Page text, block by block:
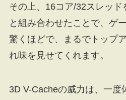
その上、16コア/32スレッ
と組み合わせたことで、ゲ
驚くほどで、まるでトップ
れ味を見せてくれます。
3D V-Cacheの威力は、一度